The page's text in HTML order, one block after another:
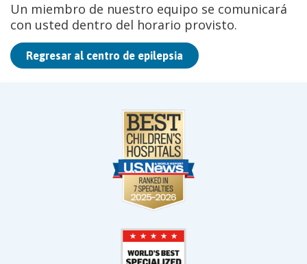
Un miembro de nuestro equipo se comunicará
con usted dentro del horario provisto.
Regresar al centro de epilepsia